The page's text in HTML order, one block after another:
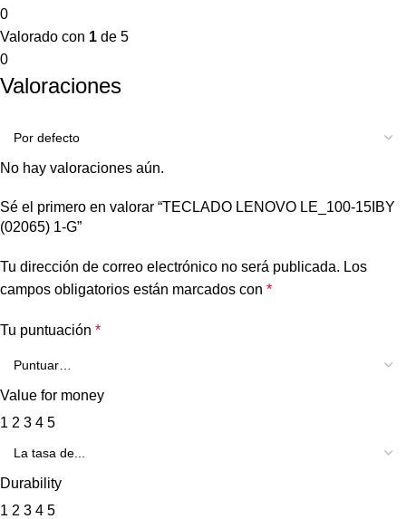
0
Valorado con 1 de 5
0
Valoraciones
No hay valoraciones aún.
Sé el primero en valorar “TECLADO LENOVO LE_100-15IBY
(02065) 1-G”
Tu dirección de correo electrónico no será publicada. Los
campos obligatorios están marcados con *
Tu puntuación *
Value for money
1 2 3 4 5
Durability
1 2 3 4 5